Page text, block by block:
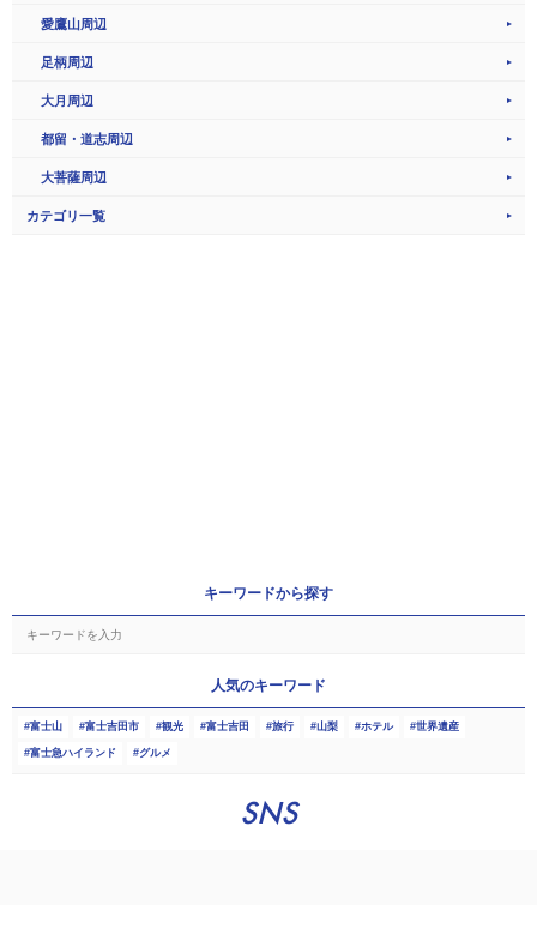
愛鷹山周辺
足柄周辺
大月周辺
都留・道志周辺
大菩薩周辺
カテゴリ一覧
キーワードから探す
人気のキーワード
富士山 富士吉田市 観光 富士吉田 旅行 山梨 ホテル 世界遺産
富士急ハイランド グルメ
SNS